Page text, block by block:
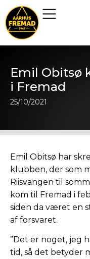
Emil Obitsø
i Fremad
25/10/2021
Emil Obitsø har
klubben, der som
Riisvangen til
kom til Fremad i
siden da været en
af forsvaret.
”Det er noget, jeg
tid, så det betyder